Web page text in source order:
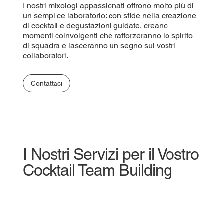
I nostri mixologi appassionati offrono molto più di
un semplice laboratorio: con sfide nella creazione
di cocktail e degustazioni guidate, creano
momenti coinvolgenti che rafforzeranno lo spirito
di squadra e lasceranno un segno sui vostri
collaboratori.
Contattaci
I Nostri Servizi per il Vostro
Cocktail Team Building